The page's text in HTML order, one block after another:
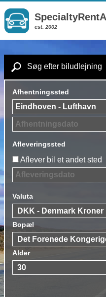
est. 2002
Søg efter biludlejning
Afhentningssted
Afleveringssted
Aflever bil et andet sted
Valuta
Bopæl
Alder